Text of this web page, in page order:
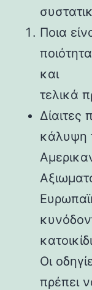
Ποια
και
τελικά
Δίαιτες
κάλυψη
Οι
πρέπει